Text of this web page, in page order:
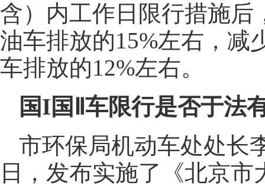
含）内工作日限行措施后
油车排放的15%左右，减
车排放的12%左右。
国I国Ⅱ车限行是否于法
市环保局机动车处处长
日，发布实施了《北京